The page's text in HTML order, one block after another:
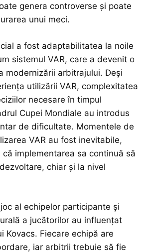
genera controverse și poate
unui meci.
a fost adaptabilitatea la noile
sistemul VAR, care a devenit o
modernizării arbitrajului. Deși
utilizării VAR, complexitatea
necesare în timpul
Cupei Mondiale au introdus
de dificultate. Momentele de
VAR au fost inevitabile,
implementarea sa continuă să
chiar și la nivel
al echipelor participante și
a jucătorilor au influențat
Kovacs. Fiecare echipă are
iar arbitrii trebuie să fie